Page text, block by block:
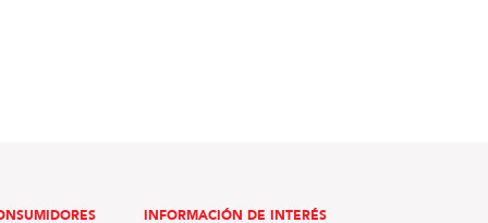
INFORMACIÓN DE INTERÉS